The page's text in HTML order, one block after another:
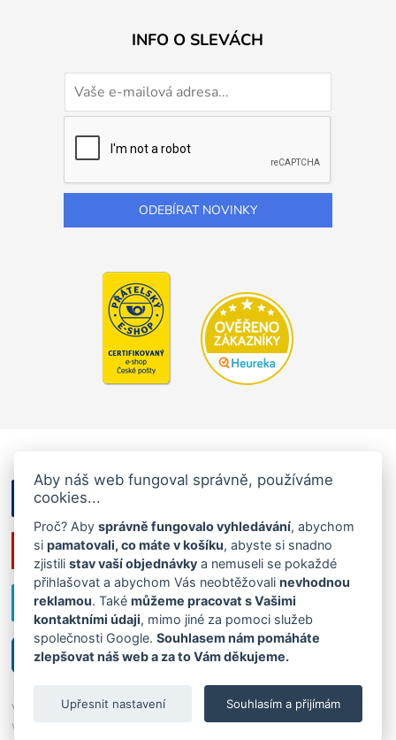
INFO O SLEVÁCH
Všechna práva vyhrazena ©2026 Ráj ponožek|Cookies,tvorba
webu: InGenius
Aby náš web fungoval správně, používáme
cookies...
Proč? Abysprávně fungovalo vyhledávání, abychom
sipamatovali, co máte v košíku, abyste si snadno
zjistilistav vaší objednávky a nemuseli se pokaždé
přihlašovat a abychom Vás neobtěžovalinevhodnou
reklamou. Takémůžeme pracovat s Vašimi
kontaktními údaji, mimo jiné za pomoci služeb
společnosti Google.Souhlasem nám pomáháte
zlepšovat náš web a za to Vám děkujeme.
Souhlasím a přijímám
Upřesnit nastavení